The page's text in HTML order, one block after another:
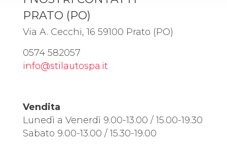
PRATO (PO)
Via A. Cecchi, 16 59100 Prato (PO)
0574 582057
info@stilautospa.it
Vendita
Lunedì a Venerdì 9.00-13.00 / 15.00-19.30
Sabato 9.00-13.00 / 15.30-19.00